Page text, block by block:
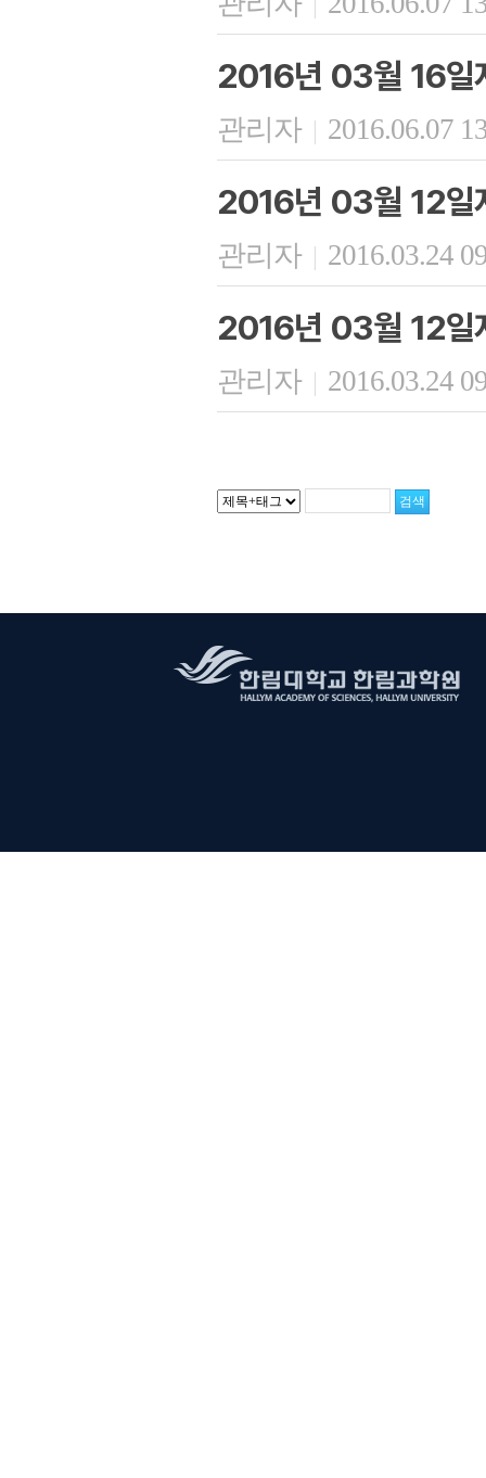
2016년 03월 16일
관리자 | 2016.06.07
2016년 03월 12일
관리자 | 2016.03.24
2016년 03월 12일
관리자 | 2016.03.24